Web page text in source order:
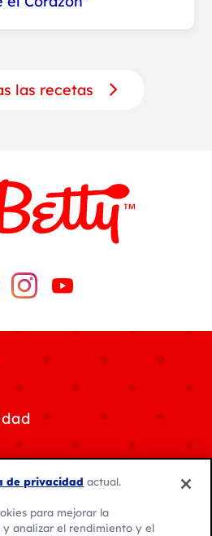
las recetas
de datos
de privacidad actual.
para mejorar la
analizar el rendimiento y el